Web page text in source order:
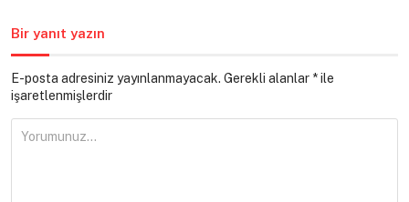
Bir yanıt yazın
E-posta adresiniz yayınlanmayacak. Gerekli alanlar *ile
işaretlenmişlerdir